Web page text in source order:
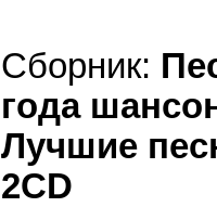
Сборник:
года
Лучшие
2CD